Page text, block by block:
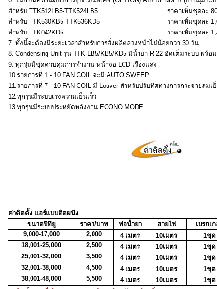
สำหรับ TTK512LB5-TTK524LB5
ราคาเพิ่มชุดละ
สำหรับ TTK530KB5-TTK536KD5
ราคาเพิ่มชุดละ
สำหรับ TTK042KD5
ราคาเพิ่มชุดละ
7. ทั้งนี้จะต้องมีระยะเวลาสำหรับการสั่งผลิตล่วงหน้าไม่น้อยกว่า 30 วัน
8. Condensing Unit รุ่น TTK-LB5/KB5/KD5 มีน้ำยา R-22 อัดเต็มระบบ พร้อ
9. ทุกรุ่นมีชุดควบคุมการทำงาน หน้าจอ LCD เรืองแสง
10.รายการที่ 1 - 10 FAN COIL จะมี AUTO SWEEP
11.รายการที่ 7 - 10 FAN COIL มี Louver สำหรับปรับทิศทางการกระจายลม
12.ทุกรุ่นมีระบบเร่งความเย็นเร็ว
13.ทุกรุ่นมีระบบประหยัดพลังงาน ECONO MODE
ค่าติดตั้ง แอร์แบบติดผนัง
ขนาดบีทียู
ราคา/บาท ท่อน้ำยา สายไฟ
เบรกเ
9,000-17,000
2,000 4 เมตร 10เมตร
1ชุด
18,001-25,000
2,500 4 เมตร 10เมตร
1ชุด
25,001-32,000
3,500 4 เมตร 10เมตร
1ชุด
32,001-38,000
4,500 4 เมตร 10เมตร
1ชุด
38,001-48,000
5,500 4 เมตร 10เมตร
1ชุด